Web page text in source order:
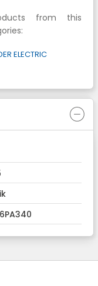
from this
ELECTRIC